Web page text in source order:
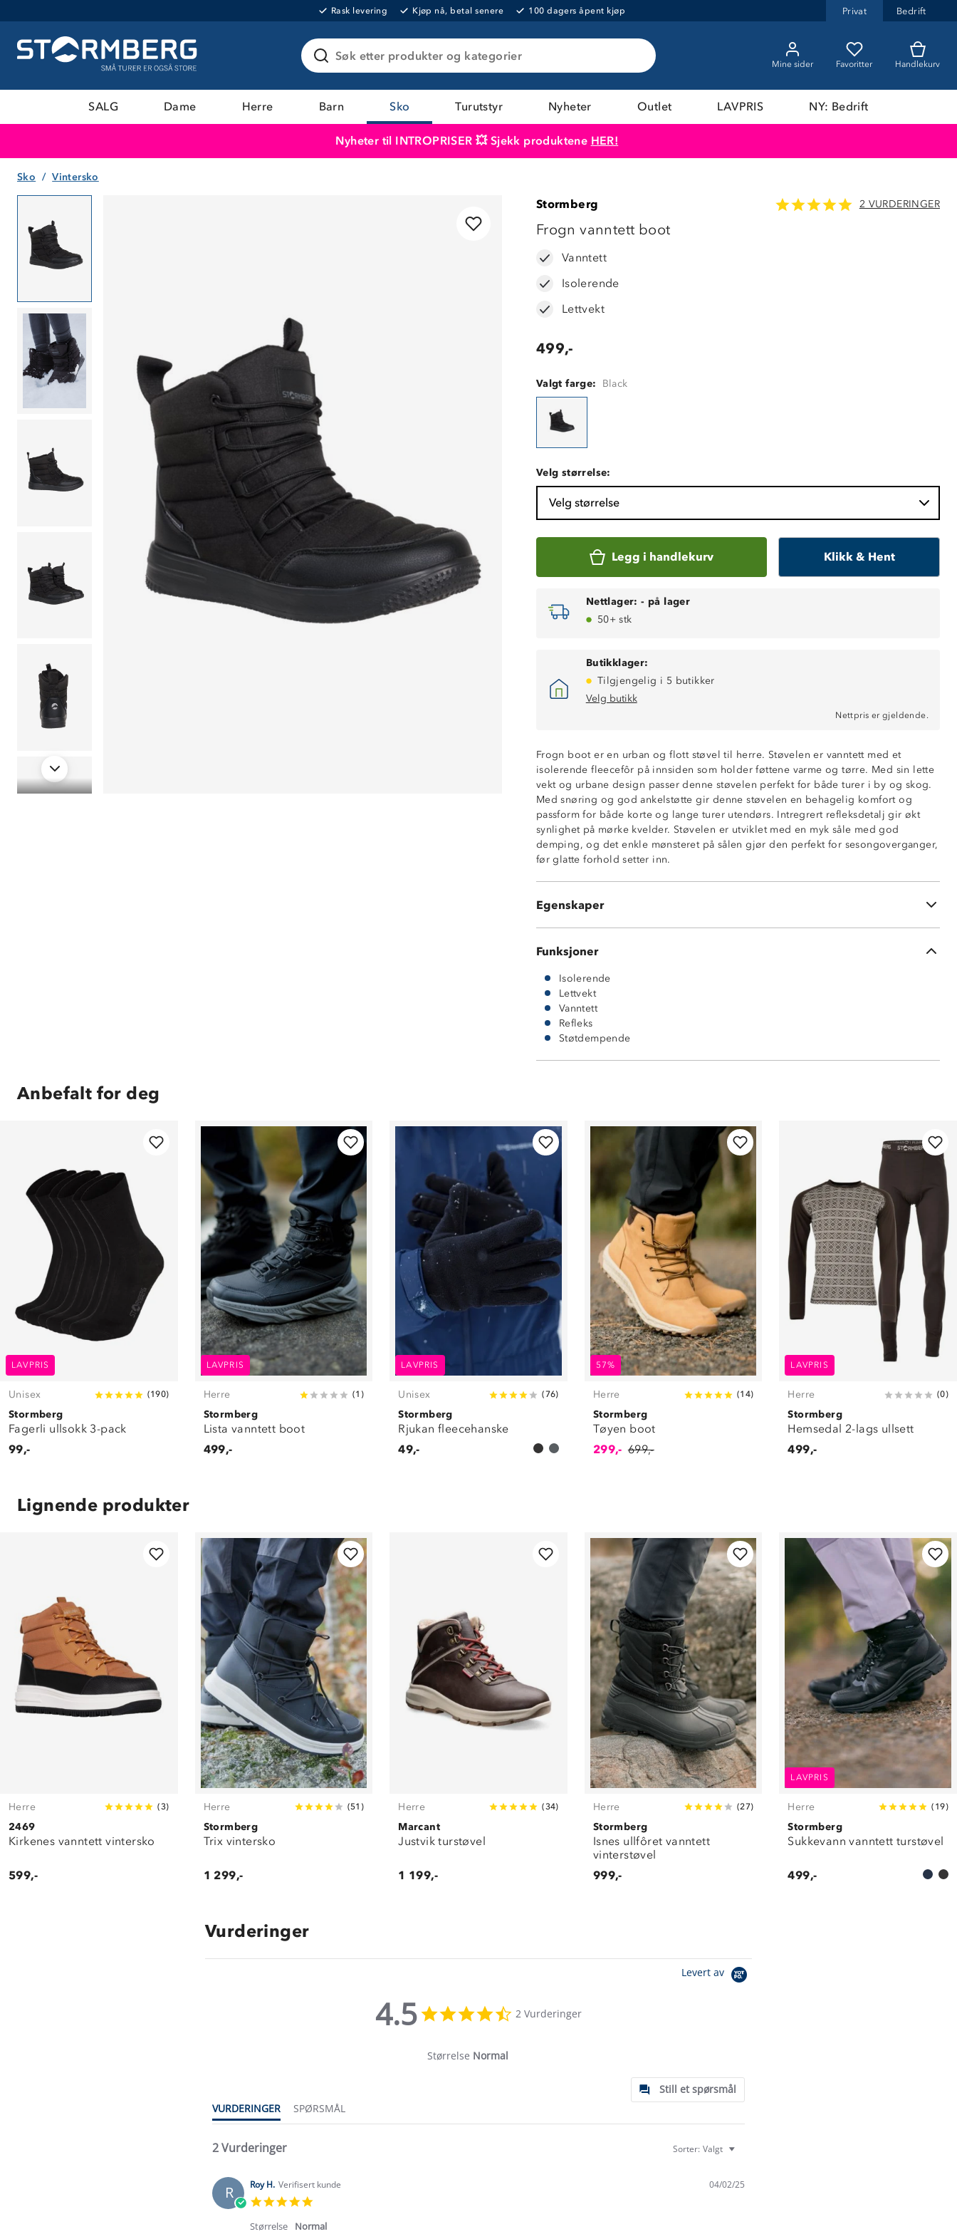
Rask levering Kjøp nå, betal senere 100 dagers åpent kjøp Privat Bedrift
Søk etter produkter og kategorier
Mine sider Favoritter Handlekurv
SALG Dame Herre Barn Sko Turutstyr Nyheter Outlet LAVPRIS NY: Bedrift
Nyheter til INTROPRISER 💥 Sjekk produktene HER!
Sko Vintersko
Stormberg 2 VURDERINGER
Frogn vanntett boot
Vanntett
Isolerende
Lettvekt
499,-
Valgt farge: Black
Velg størrelse:
Velg størrelse
Legg i handlekurv Klikk & Hent
Nettlager: - på lager
50+ stk
Butikklager:
Tilgjengelig i 5 butikker
Velg butikk
Nettpris er gjeldende.
Frogn boot er en urban og flott støvel til herre. Støvelen er vanntett med et
isolerende fleecefôr på innsiden som holder føttene varme og tørre. Med sin lette
vekt og urbane design passer denne støvelen perfekt for både turer i by og skog.
Med snøring og god ankelstøtte gir denne støvelen en behagelig komfort og
passform for både korte og lange turer utendørs. Intregrert refleksdetalj gir økt
synlighet på mørke kvelder. Støvelen er utviklet med en myk såle med god
demping, og det enkle mønsteret på sålen gjør den perfekt for sesongoverganger,
før glatte forhold setter inn.
Egenskaper
Vanntett
Isolerende
Refleksdetalj
Funksjoner
Isolerende
Lettvekt
Vanntett
Refleks
Støtdempende
Anbefalt for deg
LAVPRIS
Unisex (190)
Stormberg
Fagerli ullsokk 3-pack
99,-
LAVPRIS
Herre (1 )
Stormberg
Lista vanntett boot
499,-
LAVPRIS
Unisex (76)
Stormberg
Rjukan fleecehanske
49,-
57%
Herre (14)
Stormberg
Tøyen boot
299,- 699,-
LAVPRIS
Herre (0)
Stormberg
Hemsedal 2-lags ullsett
499,-
Lignende produkter
Herre (3)
2469
Kirkenes vanntett vintersko
599,-
Herre (51 )
Stormberg
Trix vintersko
1 299,-
Herre (34)
Marcant
Justvik turstøvel
1 199,-
Herre (27)
Stormberg
Isnes ullfôret vanntett
vinterstøvel
999,-
LAVPRIS
Herre ( 19)
Stormberg
Sukkevann vanntett turstøvel
499,-
Vurderinger
Levert av
4.5
star
2 Vurderinger
Størrelse Normal
Still et spørsmål
VURDERINGER
SPØRSMÅL
2 Vurderinger Sorter: Valgt
R Roy H. Verifisert kunde
rating
04/02/25
Størrelse Normal